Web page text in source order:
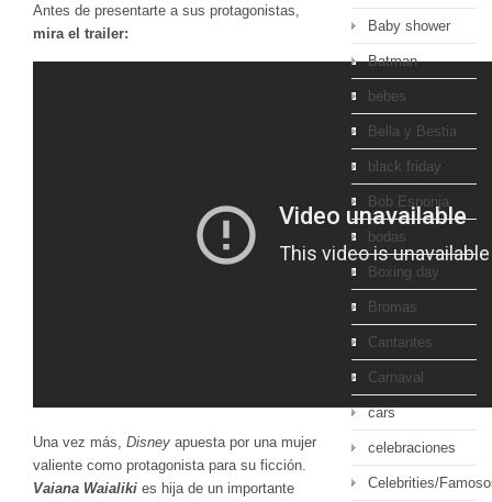
Antes de presentarte a sus protagonistas,
mira el trailer:
Una vez más, Disney apuesta por una mujer
valiente como protagonista para su ficción.
Vaiana Waialiki es hija de un importante
Baby shower
Batman
bebes
Bella y Bestia
black friday
Bob Esponja
bodas
Boxing day
Bromas
Cantantes
Carnaval
cars
celebraciones
Celebrities/